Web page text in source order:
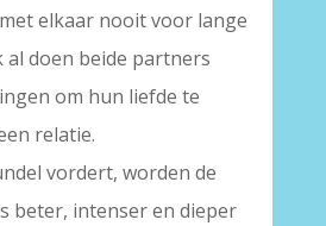
elkaar nooit voor lange
doen beide partners
om hun liefde te
relatie.
vordert, worden de
beter, intenser en dieper